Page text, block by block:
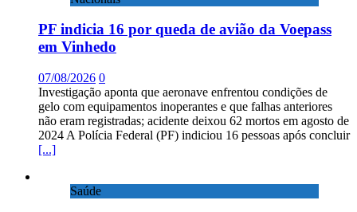
PF indicia 16 por queda de avião da Voepass
em Vinhedo
07/08/2026 0
Investigação aponta que aeronave enfrentou condições de
gelo com equipamentos inoperantes e que falhas anteriores
não eram registradas; acidente deixou 62 mortos em agosto de
2024 A Polícia Federal (PF) indiciou 16 pessoas após concluir
[...]
Saúde